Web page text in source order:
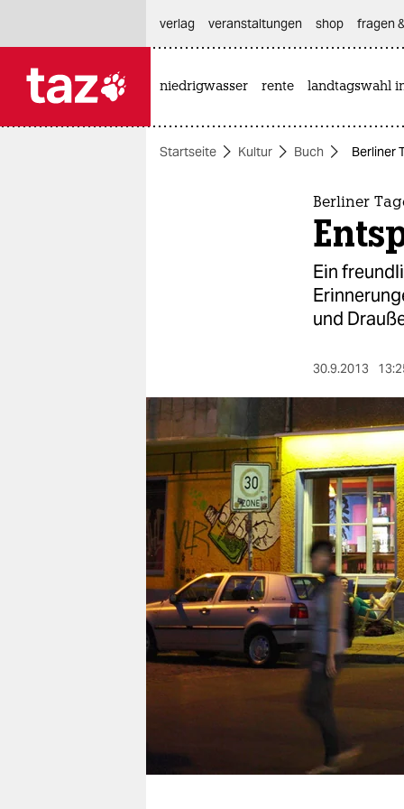
themen
berlin
nord
wahrheit
verlag
verlag
veranstaltungen
shop
fragen & hilfe
unterstützen
genossenschaft
verlag
veranstaltungen shop fragen
niedrigwasser rente landtagswahl
Startseite Kultur Buch Berliner
Berliner
Ein
und
30.9.2013